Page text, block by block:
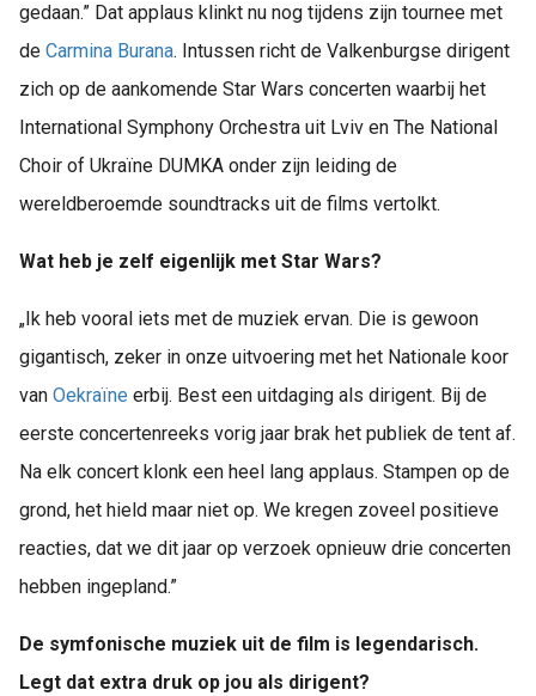
gedaan.” Dat applaus klinkt nu nog tijdens zijn tournee met
de Carmina Burana. Intussen richt de Valkenburgse dirigent
zich op de aankomende Star Wars concerten waarbij het
International Symphony Orchestra uit Lviv en The National
Choir of Ukraïne DUMKA onder zijn leiding de
wereldberoemde soundtracks uit de films vertolkt.
Wat heb je zelf eigenlijk met Star Wars?
„Ik heb vooral iets met de muziek ervan. Die is gewoon
gigantisch, zeker in onze uitvoering met het Nationale koor
van Oekraïne erbij. Best een uitdaging als dirigent. Bij de
eerste concertenreeks vorig jaar brak het publiek de tent af.
Na elk concert klonk een heel lang applaus. Stampen op de
grond, het hield maar niet op. We kregen zoveel positieve
reacties, dat we dit jaar op verzoek opnieuw drie concerten
hebben ingepland.”
De symfonische muziek uit de film is legendarisch.
Legt dat extra druk op jou als dirigent?